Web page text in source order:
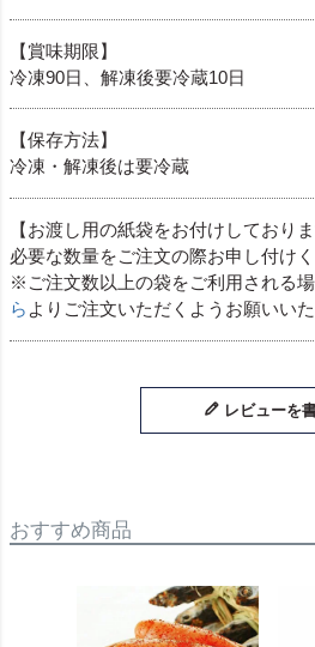
【賞味期限】
冷凍90日、解凍後要冷蔵10日
【保存方法】
冷凍・解凍後は要冷蔵
【お渡し用の紙袋をお付けしておりま
必要な数量をご注文の際お申し付けく
※ご注文数以上の袋をご利用される
ら よりご注文いただくようお願いいた
レビューを
おすすめ商品